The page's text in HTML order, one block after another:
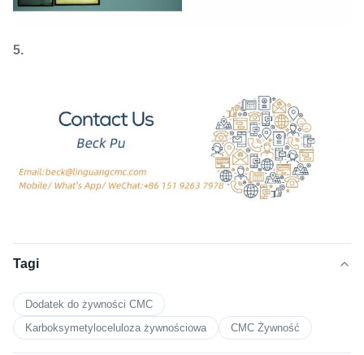
5.
Tagi
Dodatek do żywności CMC
Karboksymetyloceluloza żywnościowa
CMC Żywność